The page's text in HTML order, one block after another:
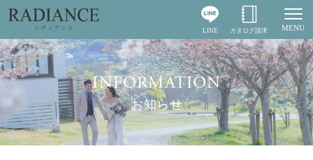
MENU
LINE カタログ請求
INFORMATION
お知らせ